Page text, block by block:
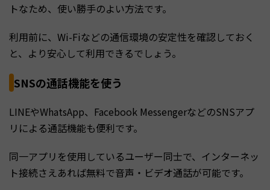
トなため、使い勝手のよい方法です。
利用前に、Wi-Fiなどの通信環境の安定性を確認しておく
と、より安心して利用できるでしょう。
SNSの通話機能を使う
LINEやWhatsApp、Facebook MessengerなどのSNSアプ
リによる通話機能も便利です。
同一アプリを使用しているユーザー同士で、インターネッ
ト接続さえあれば無料で音声・ビデオ通話が可能です。